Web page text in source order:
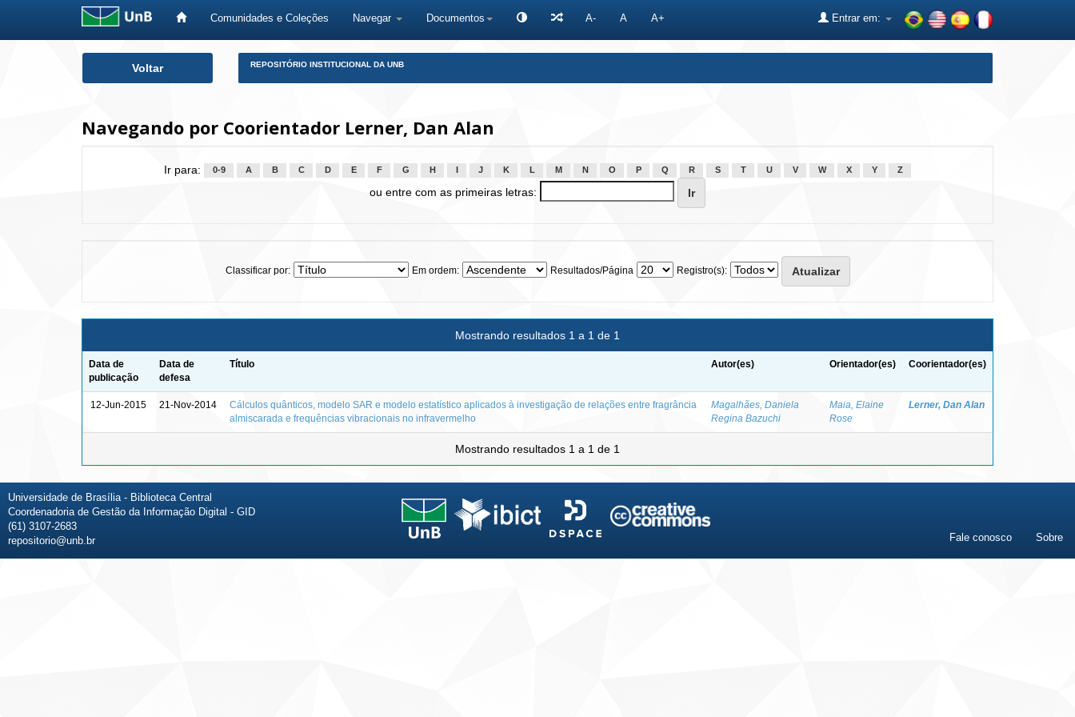
Comunidades e Coleções Navegar Documentos A- A A+ Entrar em:
Voltar REPOSITÓRIO INSTITUCIONAL DA UNB
Navegando por Coorientador Lerner, Dan Alan
Ir para: 0-9 A B C D E F G H J K L M N O P Q R S T U V W X Y Z
ou entre com as primeiras letras:
Classificar por: Em ordem: Resultados/Página Registro(s):
Mostrando resultados 1 a 1 de 1
Data de
publicação
Data de
defesa
Título Autor(es) Orientador(es) Coorientador(es)
12-Jun-2015 21-Nov-2014
Cálculos quânticos, modelo SAR e modelo estatístico aplicados à investigação de relações entre fragrância
almiscarada e frequências vibracionais no infravermelho
Magalhães, Daniela
Regina Bazuchi
Maia, Elaine
Rose
Lerner, Dan Alan
Mostrando resultados 1 a 1 de 1
Universidade de Brasília - Biblioteca Central
Coordenadoria de Gestão da Informação Digital - GID
(61) 3107-2683
repositorio@unb.br
Fale conosco Sobre